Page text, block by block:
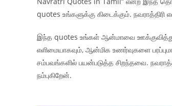
quotes உங்களுக்கு கிடைக்கும்.
இந்த quotes உங்கள் ஆன்மாவை
எளிமையாகவும், ஆன்மிக உணர்வுகளை
சம்பவங்களில் பயன்படுத்த சிறந்தவை.
நம்புகிறேன்.